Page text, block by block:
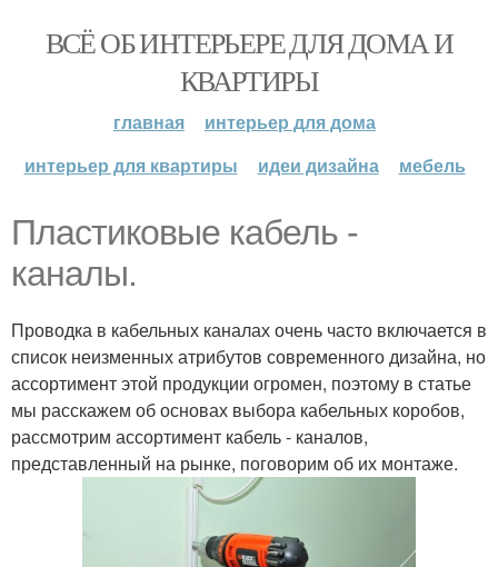
ВСЁ ОБ ИНТЕРЬЕРЕ ДЛЯ ДОМА И
КВАРТИРЫ
главная
интерьер для дома
интерьер для квартиры
идеи дизайна мебель
Пластиковые кабель -
каналы.
Проводка в кабельных каналах очень часто включается в
список неизменных атрибутов современного дизайна, но
ассортимент этой продукции огромен, поэтому в статье
мы расскажем об основах выбора кабельных коробов,
рассмотрим ассортимент кабель - каналов,
представленный на рынке, поговорим об их монтаже.